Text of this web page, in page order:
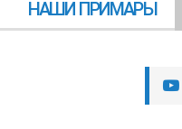
НАШИ ПРИМАРЫ